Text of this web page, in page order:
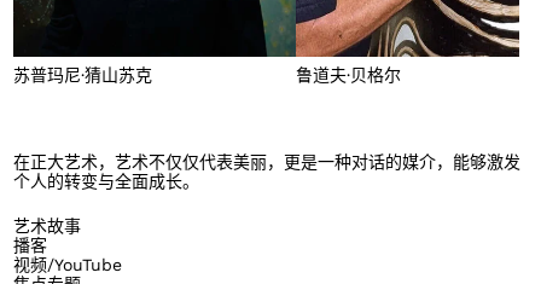
苏普玛尼·猜山苏克 鲁道夫·贝格尔
在正大艺术，艺术不仅仅代表美丽，更是一种对话的媒介，能够激发
个人的转变与全面成长。
艺术故事
播客
视频/YouTube